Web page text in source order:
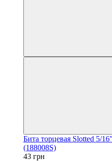
Бита торцевая Slotted 5/
(188008S)
43 грн